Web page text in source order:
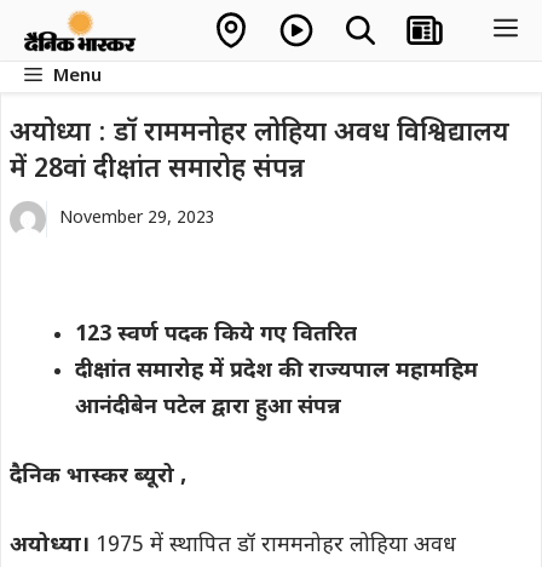
contentMenu
अयोध्या : डॉ राममनोहर लोहिया अवध विश्विद्यालय
में 28वां दीक्षांत समारोह संपन्न
November 29, 2023
123 स्वर्ण पदक किये गए वितरित
दीक्षांत समारोह में प्रदेश की राज्यपाल महामहिम
आनंदीबेन पटेल द्वारा हुआ संपन्न
दैनिक भास्कर ब्यूरो ,
अयोध्या। 1975 में स्थापित डॉ राममनोहर लोहिया अवध